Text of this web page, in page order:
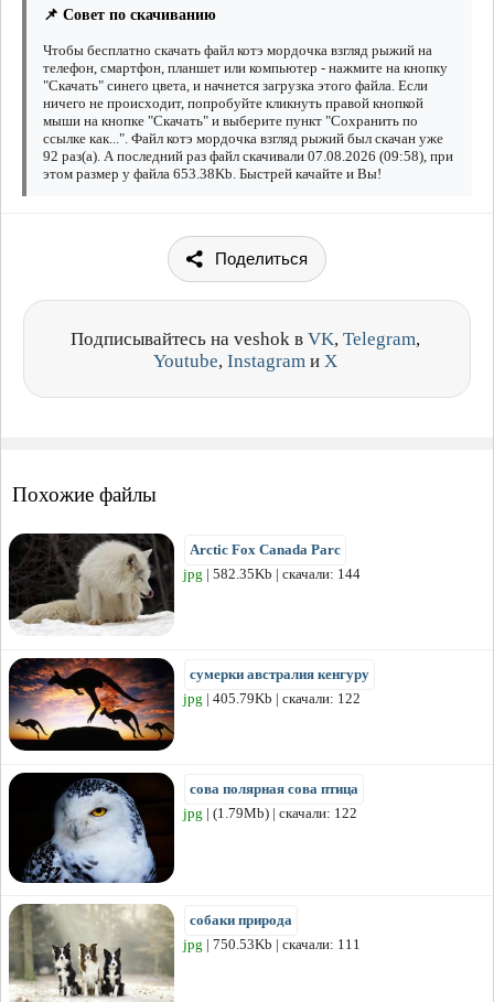
📌 Совет по скачиванию
Чтобы бесплатно скачать файл котэ мордочка взгляд рыжий на
телефон, смартфон, планшет или компьютер - нажмите на кнопку
"Скачать" синего цвета, и начнется загрузка этого файла. Если
ничего не происходит, попробуйте кликнуть правой кнопкой
мыши на кнопке "Скачать" и выберите пункт "Сохранить по
ссылке как...". Файл котэ мордочка взгляд рыжий был скачан уже
92 раз(а). А последний раз файл скачивали 07.08.2026 (09:58), при
этом размер у файла 653.38Kb. Быстрей качайте и Вы!
Поделиться
Подписывайтесь на veshok в VK, Telegram,
Youtube, Instagram и X
Похожие файлы
Arctic Fox Canada Parc
jpg | 582.35Kb | скачали: 144
сумерки австралия кенгуру
jpg | 405.79Kb | скачали: 122
сова полярная сова птица
jpg | (1.79Mb) | скачали: 122
собаки природа
jpg | 750.53Kb | скачали: 111